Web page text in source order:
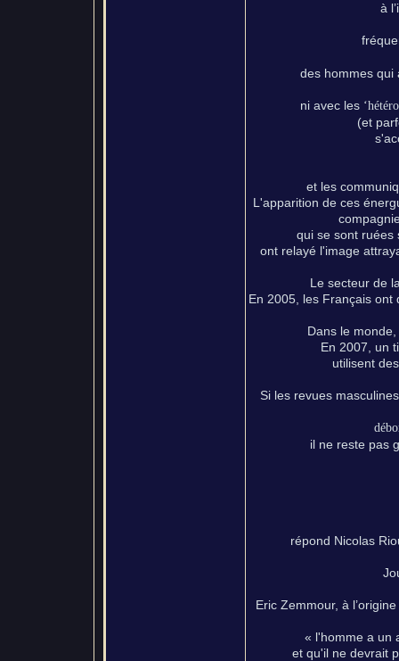
à
des hommes qui
ni avec les
(et
et les
L'apparition de ces
qui se sont ruées
ont relayé l'image
Le secteur de
En 2005, les Français
Dans le
En 2007, un
utilisent
Si les revues
il ne reste pas
répond Nicolas
Eric Zemmour, à
« l'homme a un
et qu'il ne devrait